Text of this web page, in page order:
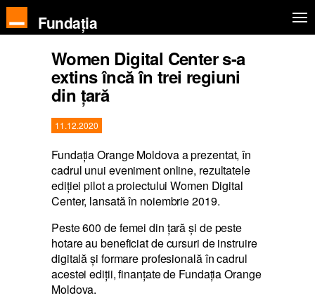
Fundația
Women Digital Center s-a
extins încă în trei regiuni
din țară
11.12.2020
Fundația Orange Moldova a prezentat, în
cadrul unui eveniment online, rezultatele
ediției pilot a proiectului Women Digital
Center, lansată în noiembrie 2019.
Peste 600 de femei din țară și de peste
hotare au beneficiat de cursuri de instruire
digitală și formare profesională în cadrul
acestei ediții, finanțate de Fundația Orange
Moldova.